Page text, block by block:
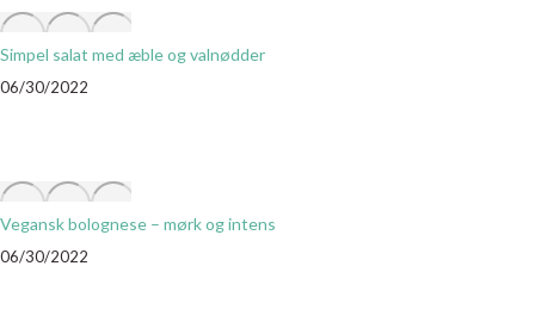
Simpel salat med æble og valnødder
06/30/2022
Vegansk bolognese – mørk og intens
06/30/2022